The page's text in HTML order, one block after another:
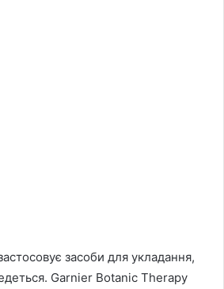
засоби для укладання,
Garnier Botanic Therapy